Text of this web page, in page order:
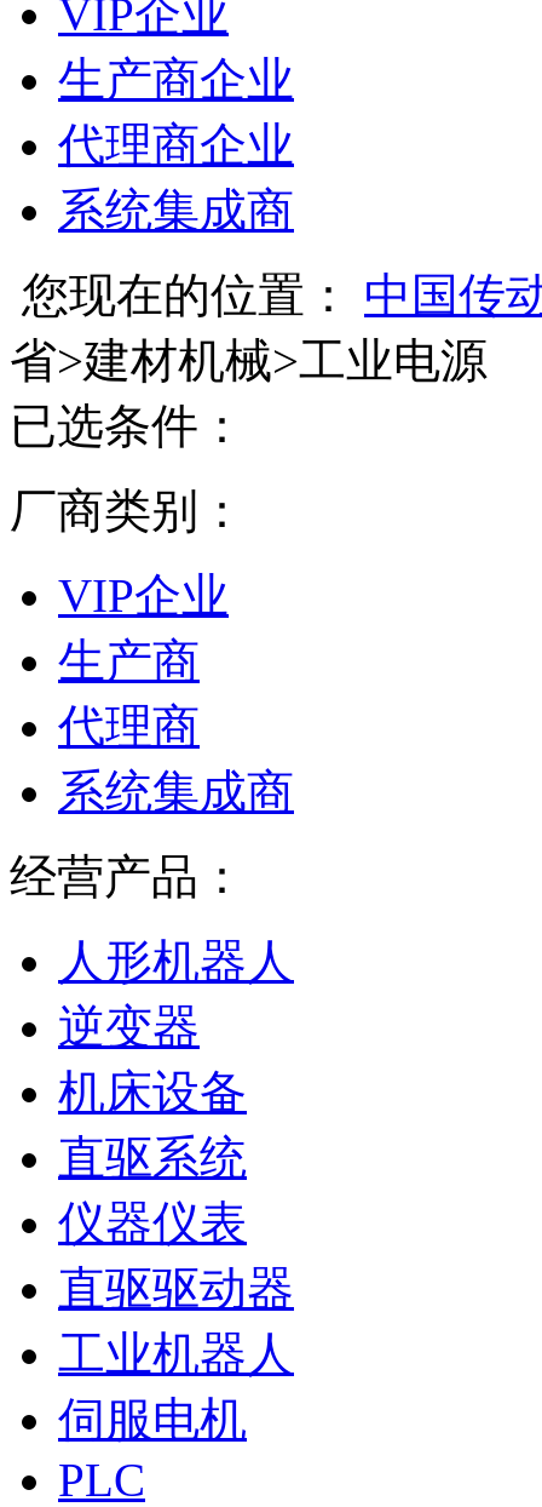
VIP企业
生产商企业
代理商企业
系统集成商
您现在的位置：
中国传
省>建材机械>工业电源
已选条件：
厂商类别：
VIP企业
生产商
代理商
系统集成商
经营产品：
人形机器人
逆变器
机床设备
直驱系统
仪器仪表
直驱驱动器
工业机器人
伺服电机
PLC